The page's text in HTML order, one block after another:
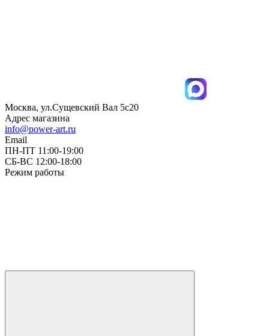
Москва, ул.Сущевский Вал 5с20
Адрес магазина
info@power-art.ru
Email
ПН-ПТ 11:00-19:00
СБ-ВС 12:00-18:00
Режим работы